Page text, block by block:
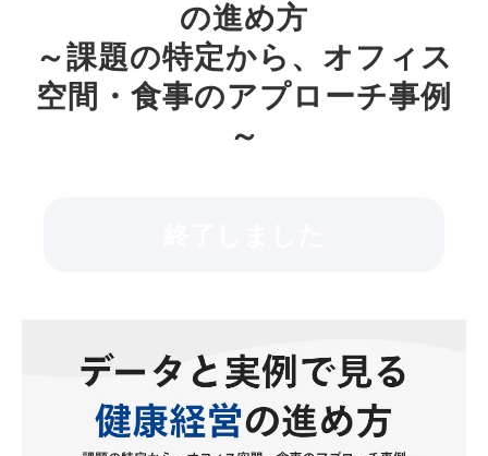
の進め方
～課題の特定から、オフィス
空間・食事のアプローチ事例
～